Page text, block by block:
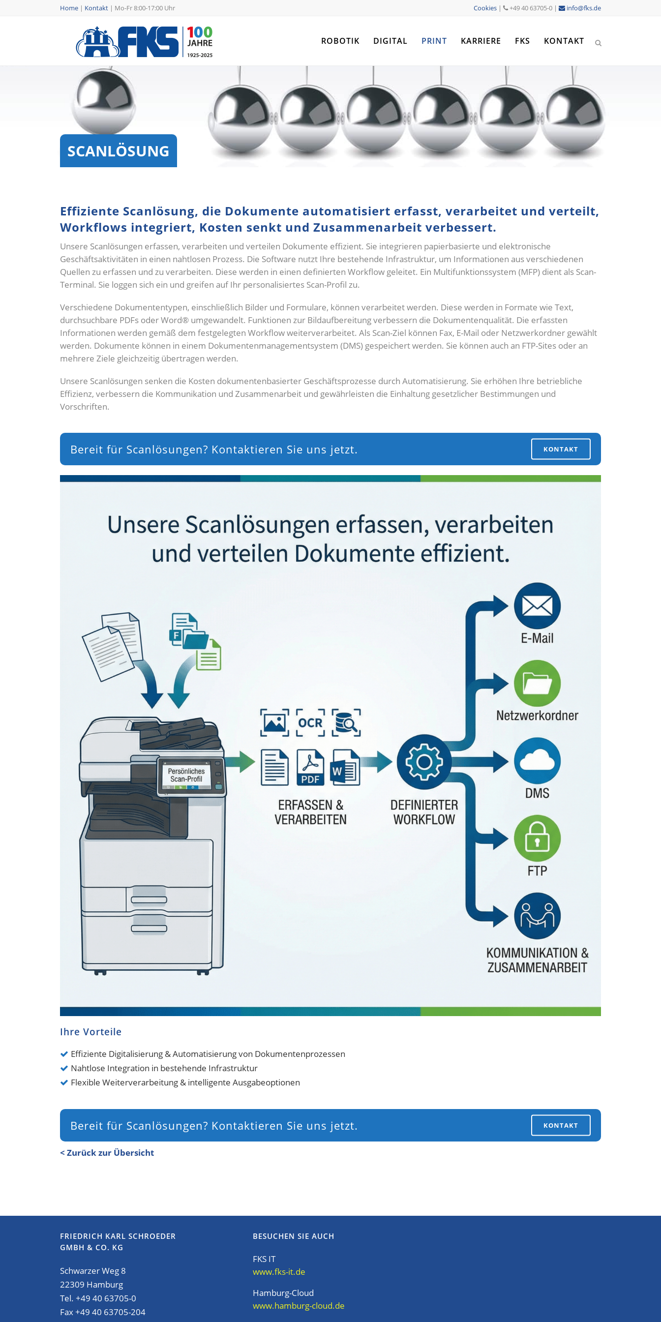
Home | Kontakt | Mo-Fr 8:00-17:00 Uhr Cookies | +49 40 63705-0 | info@fks.de
ROBOTIK DIGITAL PRINT KARRIERE FKS KONTAKT
SCANLÖSUNG
Effiziente Scanlösung, die Dokumente automatisiert erfasst, verarbeitet und verteilt,
Workflows integriert, Kosten senkt und Zusammenarbeit verbessert.
Unsere Scanlösungen erfassen, verarbeiten und verteilen Dokumente effizient. Sie integrieren papierbasierte und elektronische
Geschäftsaktivitäten in einen nahtlosen Prozess. Die Software nutzt Ihre bestehende Infrastruktur, um Informationen aus verschiedenen
Quellen zu erfassen und zu verarbeiten. Diese werden in einen definierten Workflow geleitet. Ein Multifunktionssystem (MFP) dient als Scan-
Terminal. Sie loggen sich ein und greifen auf Ihr personalisiertes Scan-Profil zu.
Verschiedene Dokumententypen, einschließlich Bilder und Formulare, können verarbeitet werden. Diese werden in Formate wie Text,
durchsuchbare PDFs oder Word® umgewandelt. Funktionen zur Bildaufbereitung verbessern die Dokumentenqualität. Die erfassten
Informationen werden gemäß dem festgelegten Workflow weiterverarbeitet. Als Scan-Ziel können Fax, E-Mail oder Netzwerkordner gewählt
werden. Dokumente können in einem Dokumentenmanagementsystem (DMS) gespeichert werden. Sie können auch an FTP-Sites oder an
mehrere Ziele gleichzeitig übertragen werden.
Unsere Scanlösungen senken die Kosten dokumentenbasierter Geschäftsprozesse durch Automatisierung. Sie erhöhen Ihre betriebliche
Effizienz, verbessern die Kommunikation und Zusammenarbeit und gewährleisten die Einhaltung gesetzlicher Bestimmungen und
Vorschriften.
Bereit für Scanlösungen? Kontaktieren Sie uns jetzt. KONTAKT
Ihre Vorteile
Effiziente Digitalisierung & Automatisierung von Dokumentenprozessen
Nahtlose Integration in bestehende Infrastruktur
Flexible Weiterverarbeitung & intelligente Ausgabeoptionen
Bereit für Scanlösungen? Kontaktieren Sie uns jetzt. KONTAKT
< Zurück zur Übersicht
FRIEDRICH KARL SCHROEDER
GMBH & CO. KG
Schwarzer Weg 8
22309 Hamburg
Tel. +49 40 63705-0
Fax +49 40 63705-204
BESUCHEN SIE AUCH
FKS IT
www.fks-it.de
Hamburg-Cloud
www.hamburg-cloud.de